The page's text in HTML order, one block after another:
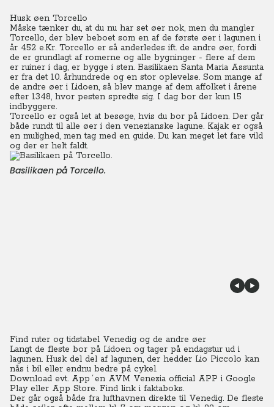
Husk øen Torcello
Måske tænker du, at du nu har set øer nok, men du mangler
Torcello, der blev beboet som en af de første øer i lagunen i
år 452 e.Kr. Torcello er så anderledes ift. de andre øer, fordi
de er grundlagt af romerne og alle bygninger - flere af dem
er ruiner i dag, er bygge i sten. Basilikaen Santa Maria Assunta
er fra det 10. århundrede og en stor oplevelse. Som mange af
de andre øer i Lidoen, så blev mange af dem affolket i årene
efter 1348, hvor pesten spredte sig. I dag bor der kun 15
indbyggere.
Torcello er også let at besøge, hvis du bor på Lidoen. Der går
både rundt til alle øer i den venezianske lagune. Kajak er også
en mulighed, men tag med en guide. Du kan meget let fare vild
og der er helt faldt.
Basilikaen på Torcello.
Find ruter og tidstabel Venedig og de andre øer
Langt de fleste bor på Lidoen og tager på endagstur ud i
lagunen. Husk del del af lagunen, der hedder Lio Piccolo kan
nås i bil eller endnu bedre på cykel.
Download evt. App´en AVM Venezia official APP i Google
Play eller App Store. Find link i faktaboks.
Der går også både fra lufthavnen direkte til Venedig. De fleste